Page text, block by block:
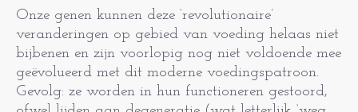
Onze genen kunnen deze ‘revolutionaire’
veranderingen op gebied van voeding helaas niet
bijbenen en zijn voorlopig nog niet voldoende mee
geëvolueerd met dit moderne voedingspatroon.
Gevolg: ze worden in hun functioneren gestoord,